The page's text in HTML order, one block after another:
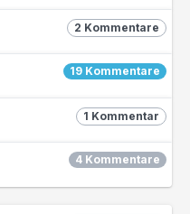
2 Kommentare
19 Kommentare
1 Kommentar
4 Kommentare